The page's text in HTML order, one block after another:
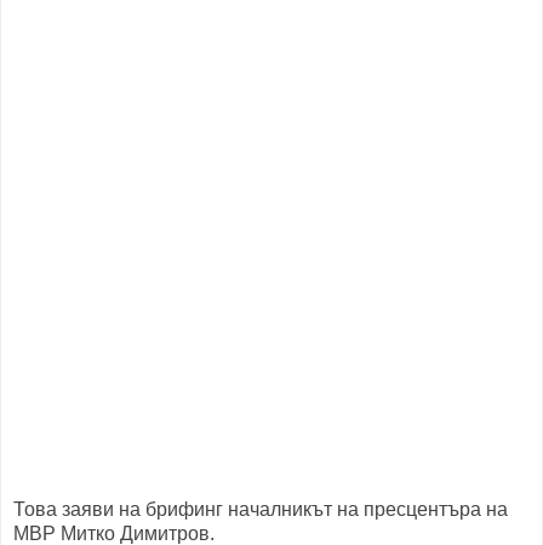
Това заяви на брифинг началникът на пресцентъра на
МВР Митко Димитров.